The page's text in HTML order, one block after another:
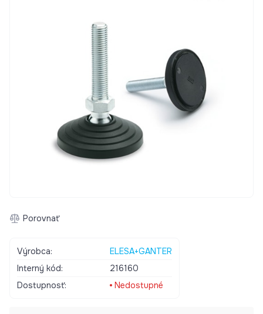
Porovnať
Výrobca:
ELESA+GANTER
Interný kód:
216160
Dostupnosť:
Nedostupné